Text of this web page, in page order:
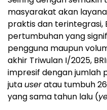
masyarakat akan
praktis dan terintegrasi,
pertumbuhan yang
pengguna maupun
akhir Triwulan I/2025,
impresif dengan jumlah
juta useratau tumbuh
yang sama tahun lalu (